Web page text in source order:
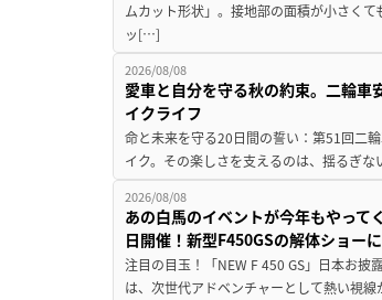
ムカット形状」。接地部の面積が小さく
ッ[…]
2026/08/08
愛車と自分を守る秋の約束。二輪
イクライフ
命と未来を守る20日間の誓い：第51回二
イク。その楽しさを支えるのは、揺るぎ
2026/08/08
あの白馬のイベントが今年もやって
日開催！新型F450GSの解体ショー
注目の目玉！「NEW F 450 GS」日本お披
は、次世代アドベンチャーとして熱い視